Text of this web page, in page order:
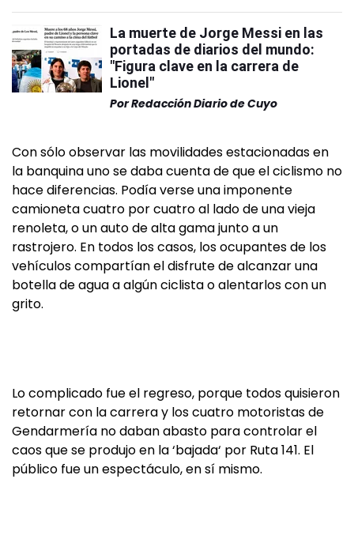
La muerte de Jorge Messi en las
portadas de diarios del mundo:
"Figura clave en la carrera de
Lionel"
PorRedacción Diario de Cuyo
Con sólo observar las movilidades estacionadas en
la banquina uno se daba cuenta de que el ciclismo no
hace diferencias. Podía verse una imponente
camioneta cuatro por cuatro al lado de una vieja
renoleta, o un auto de alta gama junto a un
rastrojero. En todos los casos, los ocupantes de los
vehículos compartían el disfrute de alcanzar una
botella de agua a algún ciclista o alentarlos con un
grito.
Lo complicado fue el regreso, porque todos quisieron
retornar con la carrera y los cuatro motoristas de
Gendarmería no daban abasto para controlar el
caos que se produjo en la ‘bajada‘ por Ruta 141. El
público fue un espectáculo, en sí mismo.